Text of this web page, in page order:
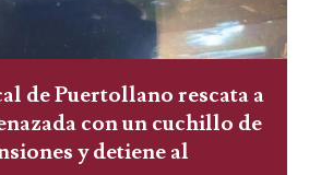
de Puertollano rescata a
con un cuchillo de
y detiene al